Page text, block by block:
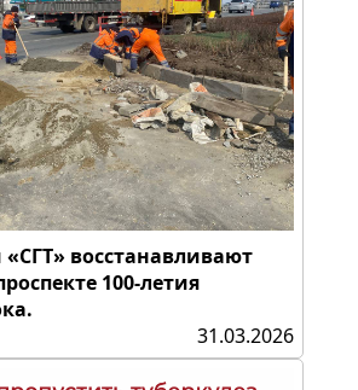
восстанавливают
100-летия
31.03.2026